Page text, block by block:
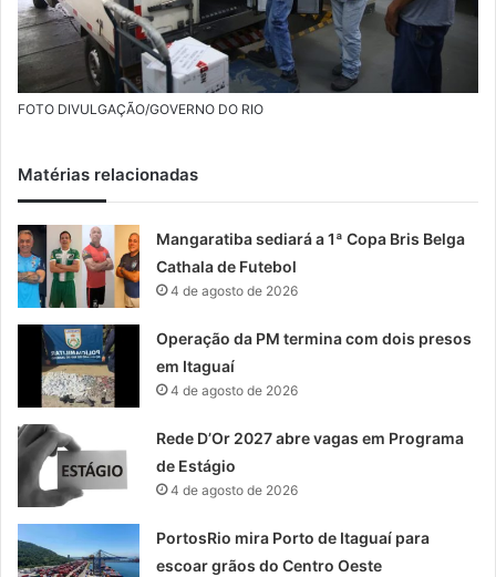
FOTO DIVULGAÇÃO/GOVERNO DO RIO
Matérias relacionadas
Mangaratiba sediará a 1ª Copa Bris Belga
Cathala de Futebol
4 de agosto de 2026
Operação da PM termina com dois presos
em Itaguaí
4 de agosto de 2026
Rede D’Or 2027 abre vagas em Programa
de Estágio
4 de agosto de 2026
PortosRio mira Porto de Itaguaí para
escoar grãos do Centro Oeste